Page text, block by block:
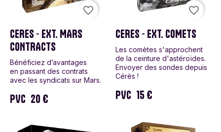
CERES - EXT. MARS
CONTRACTS
Bénéficiez d’avantages
en passant des contrats
avec les syndicats sur Mars.
PVC 20 €
favorite_border
CERES - EXT. COMETS
Les comètes s'approchent
de la ceinture d'astéroïdes.
Envoyer des sondes depuis
Cérès !
PVC 15 €
favorite_border